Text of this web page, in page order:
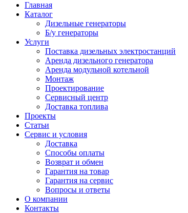
Главная
Каталог
Дизельные генераторы
Б/у генераторы
Услуги
Поставка дизельных электростанций
Аренда дизельного генератора
Аренда модульной котельной
Монтаж
Проектирование
Сервисный центр
Доставка топлива
Проекты
Статьи
Сервис и условия
Доставка
Способы оплаты
Возврат и обмен
Гарантия на товар
Гарантия на сервис
Вопросы и ответы
О компании
Контакты